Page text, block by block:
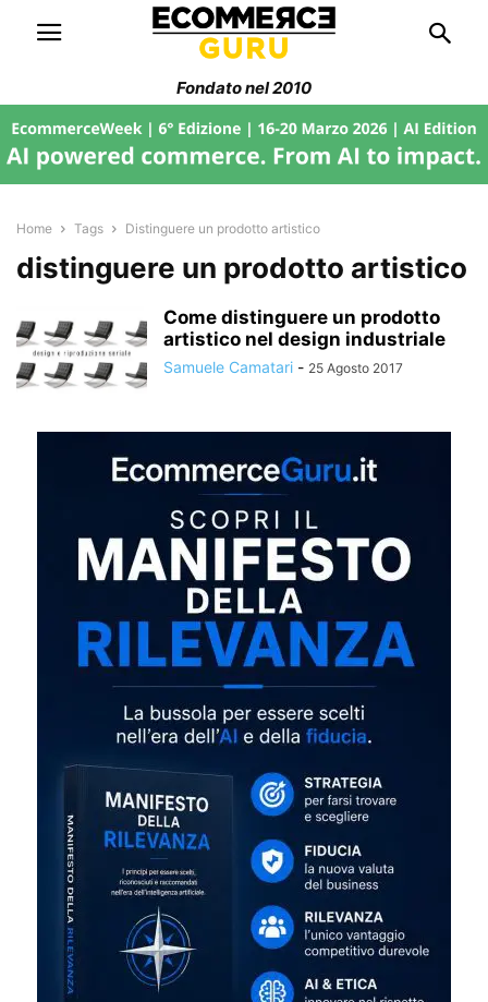
Fondato nel 2010
Home Tags Distinguere un prodotto artistico
distinguere un prodotto artistico
Come distinguere un prodotto
artistico nel design industriale
Samuele Camatari - 25 Agosto 2017